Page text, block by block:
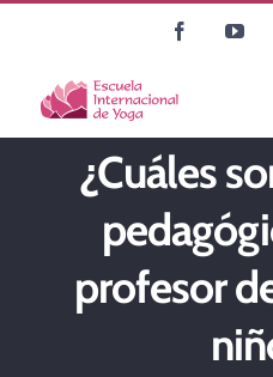
contenido
Facebook
¿Cuáles
profesor